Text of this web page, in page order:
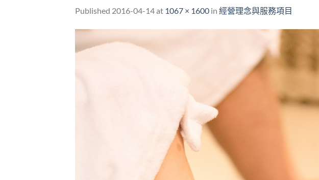
Published 2016-04-14at 1067 × 1600 in 經營理念與服務項目